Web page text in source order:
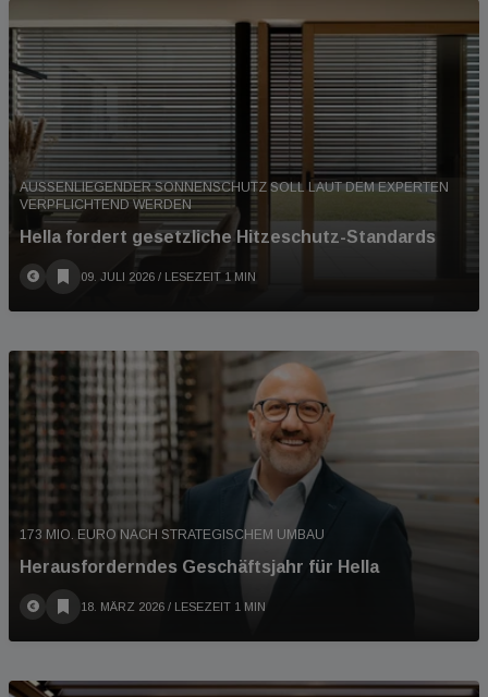
AUSSENLIEGENDER SONNENSCHUTZ SOLL LAUT DEM EXPERTEN V
ERPFLICHTEND WERDEN
Hella fordert gesetzliche Hitzeschutz-Standards
09. JULI 2026 / LESEZEIT 1 MIN
173 MIO. EURO NACH STRATEGISCHEM UMBAU
Herausforderndes Geschäftsjahr für Hella
18. MÄRZ 2026 / LESEZEIT 1 MIN